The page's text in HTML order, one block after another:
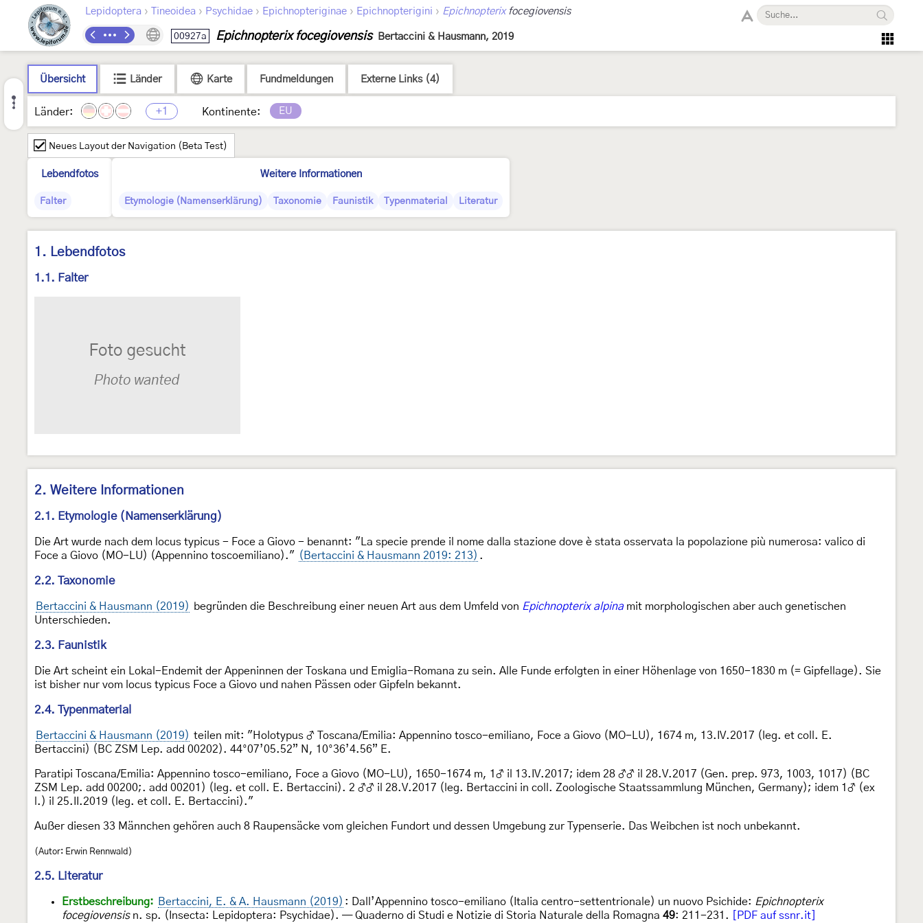
Lepidoptera › Tineoidea › Psychidae › Epichnopteriginae › Epichnopterigini › Epichnopterixfocegiovensis
00927a Epichnopterix focegiovensis Bertaccini & Hausmann, 2019
Übersicht Länder Karte Fundmeldungen Externe Links (4)
Länder: +1 Kontinente: EU
Neues Layout der Navigation (Beta Test)
Lebendfotos
Falter
Weitere Informationen
Etymologie (Namenserklärung) Taxonomie Faunistik Typenmaterial Literatur
1. Lebendfotos
1.1. Falter
2. Weitere Informationen
2.1. Etymologie (Namenserklärung)
Die Art wurde nach dem locus typicus - Foce a Giovo - benannt: "La specie prende il nome dalla stazione dove è stata osservata la popolazione più numerosa: valico di
Foce a Giovo (MO-LU) (Appennino toscoemiliano)." (Bertaccini & Hausmann 2019: 213) .
2.2. Taxonomie
Bertaccini & Hausmann (2019) begründen die Beschreibung einer neuen Art aus dem Umfeld von Epichnopterix alpinamit morphologischen aber auch genetischen
Unterschieden.
2.3. Faunistik
Die Art scheint ein Lokal-Endemit der Appeninnen der Toskana und Emiglia-Romana zu sein. Alle Funde erfolgten in einer Höhenlage von 1650-1830 m (= Gipfellage). Sie
ist bisher nur vom locus typicus Foce a Giovo und nahen Pässen oder Gipfeln bekannt.
2.4. Typenmaterial
Bertaccini & Hausmann (2019) teilen mit: "Holotypus ♂ Toscana/Emilia: Appennino tosco-emiliano, Foce a Giovo (MO-LU), 1674 m, 13.IV.2017 (leg. et coll. E.
Bertaccini) (BC ZSM Lep. add 00202). 44°07’05.52” N, 10°36’4.56” E.
Paratipi Toscana/Emilia: Appennino tosco-emiliano, Foce a Giovo (MO-LU), 1650-1674 m, 1♂ il 13.IV.2017; idem 28 ♂♂ il 28.V.2017 (Gen. prep. 973, 1003, 1017) (BC
ZSM Lep. add 00200;. add 00201) (leg. et coll. E. Bertaccini). 2 ♂♂ il 28.V.2017 (leg. Bertaccini in coll. Zoologische Staatssammlung München, Germany); idem 1♂ (ex
l.) il 25.II.2019 (leg. et coll. E. Bertaccini)."
Außer diesen 33 Männchen gehören auch 8 Raupensäcke vom gleichen Fundort und dessen Umgebung zur Typenserie. Das Weibchen ist noch unbekannt.
(Autor: Erwin Rennwald)
2.5. Literatur
Erstbeschreibung: Bertaccini, E. & A. Hausmann (2019) : Dall’Appennino tosco-emiliano (Italia centro-settentrionale) un nuovo Psichide: Epichnopterix
focegiovensisn. sp. (Insecta: Lepidoptera: Psychidae). — Quaderno di Studi e Notizie di Storia Naturale della Romagna 49: 211-231. [PDF auf ssnr.it]